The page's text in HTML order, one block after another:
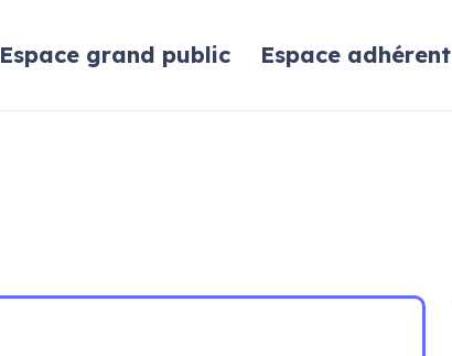
Espace grand public Espace adhérent